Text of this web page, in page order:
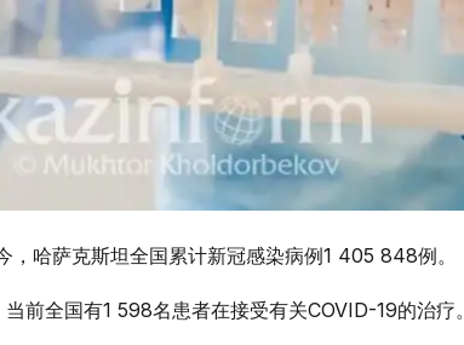
，哈萨克斯坦全国累计新冠感染病例1 405 848例。
前全国有1 598名患者在接受有关COVID-19的治疗。